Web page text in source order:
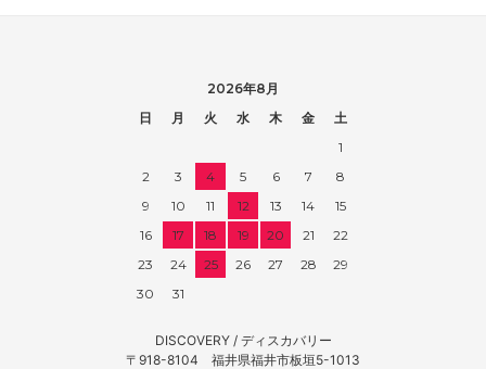
2026年8月
日
月 火 水 木 金
土
1
2
3 4 5 6 7
8
9
10 11 12 13 14
15
16
17 18 19 20 21
22
23
24 25 26 27 28
29
30
31
DISCOVERY / ディスカバリー
〒918-8104 福井県福井市板垣5-1013